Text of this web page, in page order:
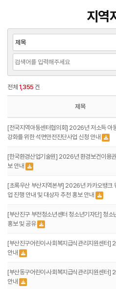
지역
전체 1,355 건
제목
[전국지역아동센터협의회] 2026년 저소득 아
강화를 위한 석면안전진단사업 신청 안내
[한국환경산업기술원] 2026년 환경보건이용
보 안내
[초록우산 부산지역본부] 2026년 카카오뱅크
업 진행 안내 및 대상자 추천 홍보 안내
[부산진구 부전청소년센터 청소년기자단] 청소
홍보 및 공유
[부산진구어린이·사회복지급식관리지원센터]
안내
[부산동구어린이·사회복지급식관리지원센터]
안내